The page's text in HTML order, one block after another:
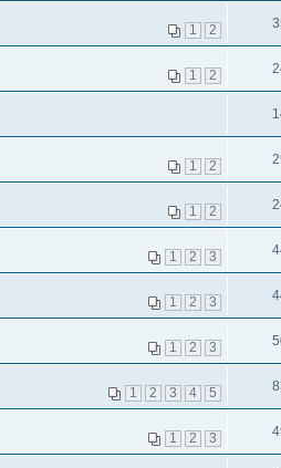
1 2
1 2
1 2
1 2
1 2 3
1 2 3
1 2 3
1 2 3 4 5
1 2 3